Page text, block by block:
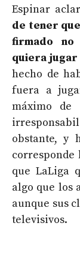
Espinar
de tener
firmado no
quiera jugar
hecho de
fuera a
máximo de
obstante, y
que LaLiga
algo que los
aunque sus
televisivos.